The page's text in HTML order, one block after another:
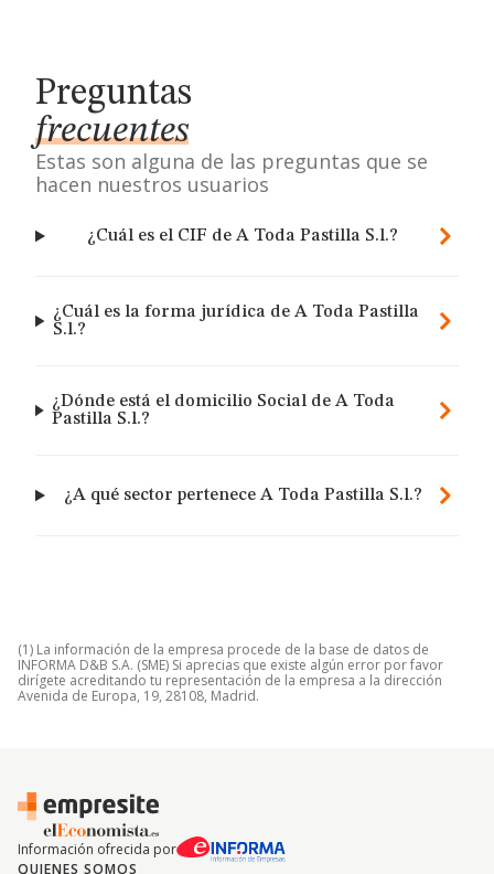
Preguntas
frecuentes
Estas son alguna de las preguntas que se
hacen nuestros usuarios
¿Cuál es el CIF de A Toda Pastilla S.l.?
¿Cuál es la forma jurídica de A Toda Pastilla
S.l.?
¿Dónde está el domicilio Social de A Toda
Pastilla S.l.?
¿A qué sector pertenece A Toda Pastilla S.l.?
(1) La información de la empresa procede de la base de datos de
INFORMA D&B S.A. (SME) Si aprecias que existe algún error por favor
dirígete acreditando tu representación de la empresa a la dirección
Avenida de Europa, 19, 28108, Madrid.
Información ofrecida por
QUIENES SOMOS